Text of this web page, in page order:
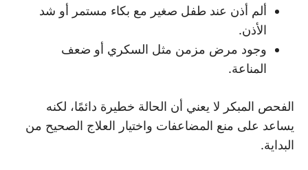
ألم أذن عند طفل صغير مع بكاء مستمر أو شد
الأذن.
وجود مرض مزمن مثل السكري أو ضعف
المناعة.
الفحص المبكر لا يعني أن الحالة خطيرة دائمًا، لكنه
يساعد على منع المضاعفات واختيار العلاج الصحيح من
البداية.